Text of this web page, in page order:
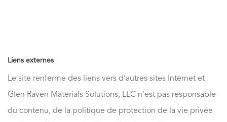
Liens externes
Le site renferme des liens vers d’autres sites Internet et
Glen Raven Materials Solutions, LLC n’est pas responsable
du contenu, de la politique de protection de la vie privée